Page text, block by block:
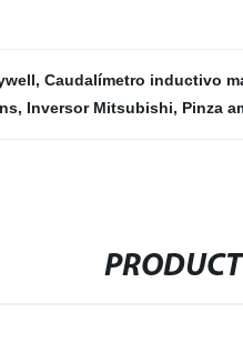
, Caudalímetro inductivo
, Inversor Mitsubishi, Pinza